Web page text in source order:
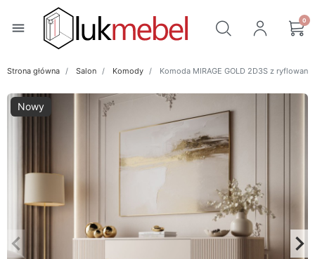
menu 0
Strona główna Salon Komody Komoda MIRAGE GOLD 2D3S z
Nowy
Poprzedni
keyboard_arrow_left keyboard_arrow_right